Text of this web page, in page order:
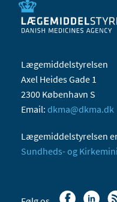
Lægemiddelstyrelsen
Axel Heides Gade 1
2300 København S
Email: dkma@dkma.dk
Lægemiddelstyrelsen
Sundheds- og